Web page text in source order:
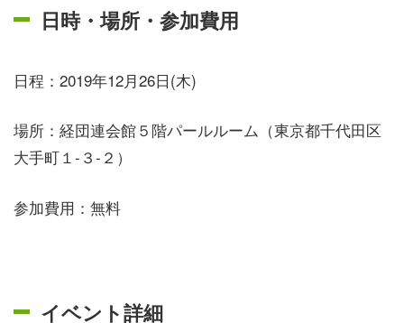
日時・場所・参加費用
日程：2019年12月26日(木)
場所：経団連会館５階パールルーム（東京都千代田区
大手町１-３-２）
参加費用：無料
イベント詳細